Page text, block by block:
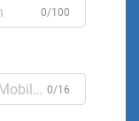
0/100
0/16